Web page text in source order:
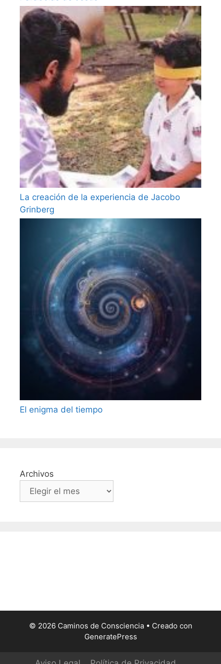
La creación de la experiencia de Jacobo
Grinberg
El enigma del tiempo
Archivos
© 2026 Caminos de Consciencia• Creado con
GeneratePress